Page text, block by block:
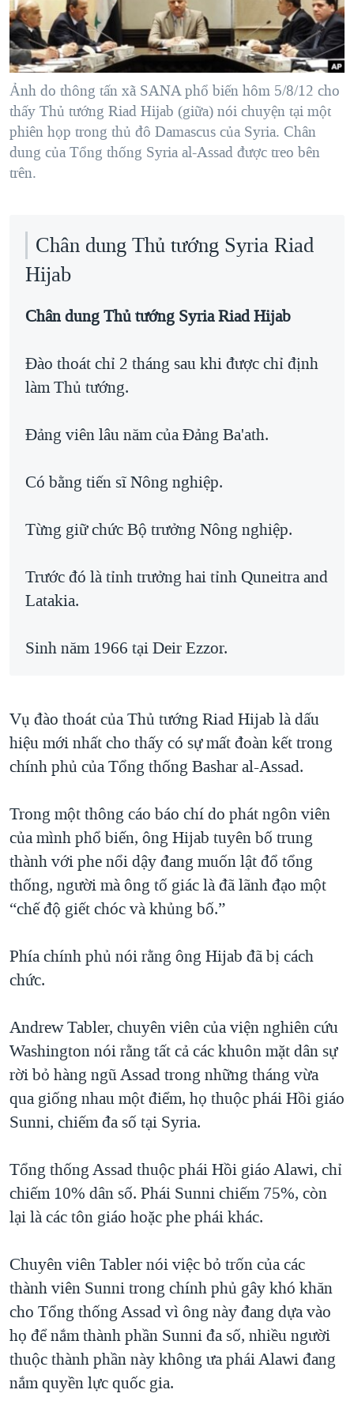
"Tìm"NGƯỜI VIỆT HẢI NGOẠI
ĐỜI SỐNG
KINH TẾ
KHOA HỌC
SỨC KHOẺ
VĂN HOÁ
TẠI
HÀNH TRÌNH BẦU CỬ 2024
MỘT NĂM CHIẾN TRANH TẠI DẢI GAZA
GIẢI MÃ VÀNH ĐAI & CON ĐƯỜNG
NGÀY TỊ NẠN THẾ GIỚI
TRỊNH VĨNH BÌNH - NGƯỜI HẠ 'BÊN THẮNG CUỘC'
GROUND ZERO – XƯA VÀ NAY
THƯỢNG ĐỈNH TRUMP-KIM TẠI VIỆT NAM
TRỊNH VĨNH BÌNH VS. CHÍNH PHỦ VIỆT NAM
NGƯ DÂN VIỆT VÀ LÀN SÓNG TRỘM HẢI SÂM
VIDEO
NGHE
MẠNG XÃ HỘI
Ngôn ngữ khác
Ảnh do thông tấn xã SANA phổ biến hôm 5/8/12 cho
thấy Thủ tướng Riad Hijab (giữa) nói chuyện tại một
phiên họp trong thủ đô Damascus của Syria. Chân
dung của Tổng thống Syria al-Assad được treo bên
trên.
Chân dung Thủ tướng Syria Riad
Hijab
Chân dung Thủ tướng Syria Riad Hijab
Đào thoát chỉ 2 tháng sau khi được chỉ định
làm Thủ tướng.
Đảng viên lâu năm của Đảng Ba'ath.
Có bằng tiến sĩ Nông nghiệp.
Từng giữ chức Bộ trưởng Nông nghiệp.
Trước đó là tỉnh trưởng hai tỉnh Quneitra and
Latakia.
Sinh năm 1966 tại Deir Ezzor.
Vụ đào thoát của Thủ tướng Riad Hijab là dấu
hiệu mới nhất cho thấy có sự mất đoàn kết trong
chính phủ của Tổng thống Bashar al-Assad.
Trong một thông cáo báo chí do phát ngôn viên
của mình phổ biến, ông Hijab tuyên bố trung
thành với phe nổi dậy đang muốn lật đổ tổng
thống, người mà ông tố giác là đã lãnh đạo một
“chế độ giết chóc và khủng bố.”
Phía chính phủ nói rằng ông Hijab đã bị cách
chức.
Andrew Tabler, chuyên viên của viện nghiên cứu
Washington nói rằng tất cả các khuôn mặt dân sự
rời bỏ hàng ngũ Assad trong những tháng vừa
qua giống nhau một điểm, họ thuộc phái Hồi giáo
Sunni, chiếm đa số tại Syria.
Tổng thống Assad thuộc phái Hồi giáo Alawi, chỉ
chiếm 10% dân số. Phái Sunni chiếm 75%, còn
lại là các tôn giáo hoặc phe phái khác.
Chuyên viên Tabler nói việc bỏ trốn của các
thành viên Sunni trong chính phủ gây khó khăn
cho Tổng thống Assad vì ông này đang dựa vào
họ để nắm thành phần Sunni đa số, nhiều người
thuộc thành phần này không ưa phái Alawi đang
nắm quyền lực quốc gia.